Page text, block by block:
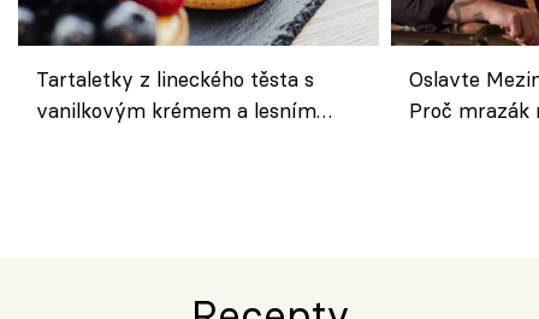
Tartaletky z lineckého těsta s
vanilkovým krémem a lesním
Oslavte
Proč